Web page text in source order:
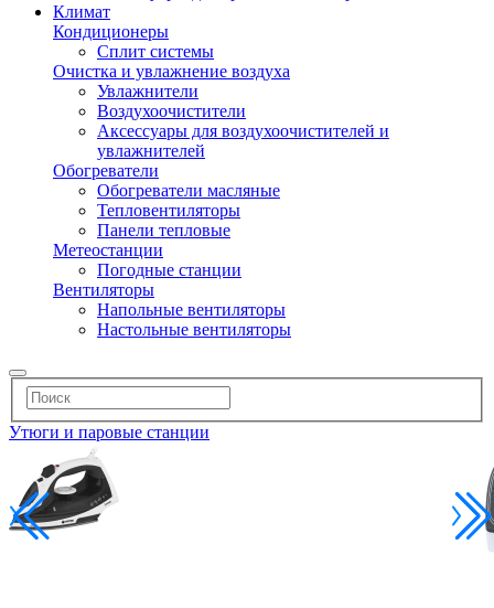
Климат
Кондиционеры
Сплит системы
Очистка и увлажнение воздуха
Увлажнители
Воздухоочистители
Аксессуары для воздухоочистителей и
увлажнителей
Обогреватели
Обогреватели масляные
Тепловентиляторы
Панели тепловые
Метеостанции
Погодные станции
Вентиляторы
Напольные вентиляторы
Настольные вентиляторы
Утюги и паровые станции